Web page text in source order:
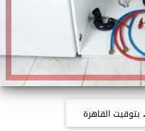
بتوقيت القاهرة